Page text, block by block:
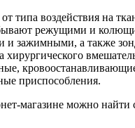
типа воздействия на
режущими и
и зажимными, а также
хирургического
приспособления.
магазине можно